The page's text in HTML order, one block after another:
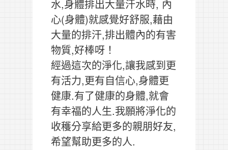
水,身體排出大量汗水時, 內
心(身體)就感覺好舒服,藉由
大量的排汗,排出體內的有害
物質,好棒呀！
經過這次的淨化,讓我感到更
有活力,更有自信心,身體更
健康.有了健康的身體,就會
有幸福的人生.我願將淨化的
收穫分享給更多的親朋好友,
希望幫助更多的人.